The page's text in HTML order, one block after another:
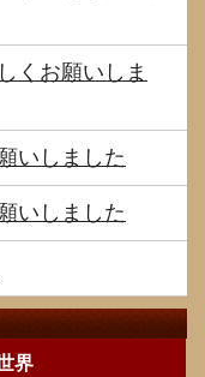
くお願いしま
いしました
いしました
界